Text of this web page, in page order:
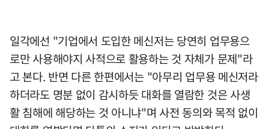
일각에선 "기업에서 도입한 메신저는 당연히 업무용으
로만 사용해야지 사적으로 활용하는 것 자체가 문제"라
고 본다. 반면 다른 한편에서는 "아무리 업무용 메신저라
하더라도 명분 없이 감시하듯 대화를 열람한 것은 사생
활 침해에 해당하는 것 아니냐"며 사전 동의와 목적 없이